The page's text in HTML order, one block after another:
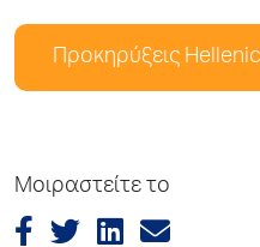
Προκηρύξεις
Μοιραστείτε το